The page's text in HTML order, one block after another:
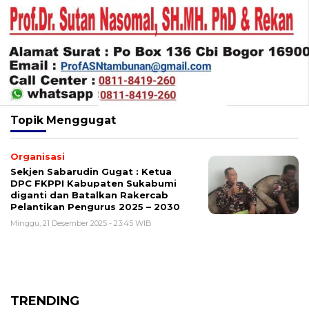
Topik Menggugat
Organisasi
Sekjen Sabarudin Gugat : Ketua
DPC FKPPI Kabupaten Sukabumi
diganti dan Batalkan Rakercab
Pelantikan Pengurus 2025 – 2030
Minggu, 21 Desember 2025 - 23:45 WIB
TRENDING